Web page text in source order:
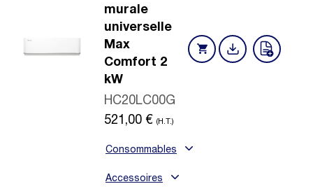
murale
universelle
Max
Comfort 2
kW
HC20LC00G
521,00 € (H.T.)
Consommables
Accessoires